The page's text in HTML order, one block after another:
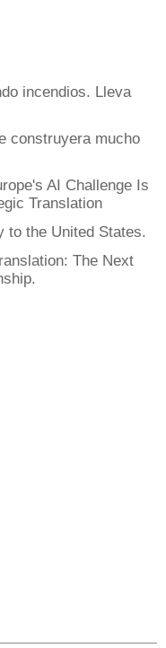
incendios. Lleva
construyera mucho
AI Challenge Is
Translation
the United States.
The Next